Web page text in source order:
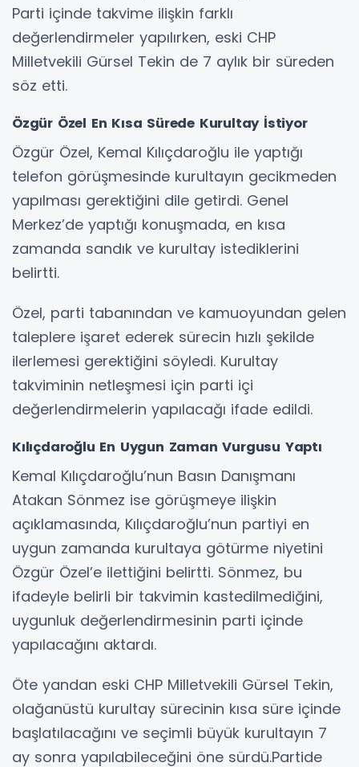
Parti içinde takvime ilişkin farklı
değerlendirmeler yapılırken, eski CHP
Milletvekili Gürsel Tekin de 7 aylık bir süreden
söz etti.
Özgür Özel En Kısa Sürede Kurultay İstiyor
Özgür Özel, Kemal Kılıçdaroğlu ile yaptığı
telefon görüşmesinde kurultayın gecikmeden
yapılması gerektiğini dile getirdi. Genel
Merkez’de yaptığı konuşmada, en kısa
zamanda sandık ve kurultay istediklerini
belirtti.
Özel, parti tabanından ve kamuoyundan gelen
taleplere işaret ederek sürecin hızlı şekilde
ilerlemesi gerektiğini söyledi. Kurultay
takviminin netleşmesi için parti içi
değerlendirmelerin yapılacağı ifade edildi.
Kılıçdaroğlu En Uygun Zaman Vurgusu Yaptı
Kemal Kılıçdaroğlu’nun Basın Danışmanı
Atakan Sönmez ise görüşmeye ilişkin
açıklamasında, Kılıçdaroğlu’nun partiyi en
uygun zamanda kurultaya götürme niyetini
Özgür Özel’e ilettiğini belirtti. Sönmez, bu
ifadeyle belirli bir takvimin kastedilmediğini,
uygunluk değerlendirmesinin parti içinde
yapılacağını aktardı.
Öte yandan eski CHP Milletvekili Gürsel Tekin,
olağanüstü kurultay sürecinin kısa süre içinde
başlatılacağını ve seçimli büyük kurultayın 7
ay sonra yapılabileceğini öne sürdü.Partide